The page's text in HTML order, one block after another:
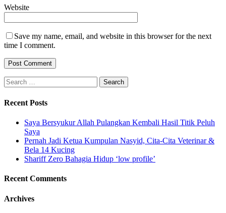
Website
Save my name, email, and website in this browser for the next
time I comment.
Search
for:
Recent Posts
Saya Bersyukur Allah Pulangkan Kembali Hasil Titik Peluh
Saya
Pernah Jadi Ketua Kumpulan Nasyid, Cita-Cita Veterinar &
Bela 14 Kucing
Shariff Zero Bahagia Hidup ‘low profile’
Recent Comments
Archives